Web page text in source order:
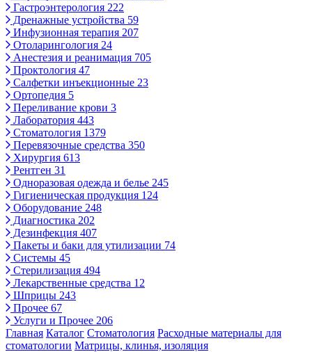
Гастроэнтерология 222
Дренажные устройства 59
Инфузионная терапия 207
Отоларингология 24
Анестезия и реанимация 705
Проктология 47
Салфетки инъекционные 23
Ортопедия 5
Переливание крови 3
Лаборатория 443
Стоматология 1379
Перевязочные средства 350
Хирургия 613
Рентген 31
Одноразовая одежда и белье 245
Гигиеническая продукция 124
Оборудование 248
Диагностика 202
Дезинфекция 407
Пакеты и баки для утилизации 74
Системы 45
Стерилизация 494
Лекарственные средства 12
Шприцы 243
Прочее 67
Услуги и Прочее 206
Главная Каталог Стоматология Расходные материалы для
стоматологии Матрицы, клинья, изоляция